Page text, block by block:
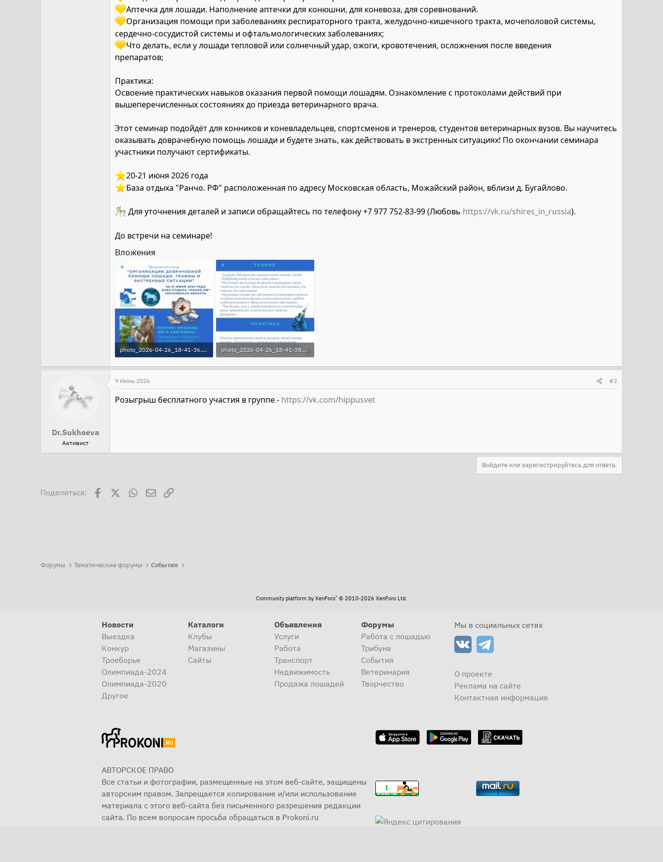
Аптечка для лошади. Наполнение аптечки для конюшни, для коневоза, для соревнований.
Организация помощи при заболеваниях респираторного тракта, желудочно-кишечного тракта, мочеполовой системы,
сердечно-сосудистой системы и офтальмологических заболеваниях;
Что делать, если у лошади тепловой или солнечный удар, ожоги, кровотечения, осложнения после введения
препаратов;
Практика:
Освоение практических навыков оказания первой помощи лошадям. Ознакомление с протоколами действий при
вышеперечисленных состояниях до приезда ветеринарного врача.
Этот семинар подойдёт для конников и коневладельцев, спортсменов и тренеров, студентов ветеринарных вузов. Вы научитесь
оказывать доврачебную помощь лошади и будете знать, как действовать в экстренных ситуациях! По окончании семинара
участники получают сертификаты.
️20-21 июня 2026 года
️База отдыха "Ранчо. РФ" расположенная по адресу Московская область, Можайский район, вблизи д. Бугайлово.
Для уточнения деталей и записи обращайтесь по телефону +7 977 752-83-99 (Любовь https://vk.ru/shires_in_russia).
До встречи на семинаре!
Вложения
photo_2026-04-26_18-41-36.jpg
119.1 KB · Просмотры: 31
photo_2026-04-26_18-41-38.jpg
127.9 KB · Просмотры: 31
Dr.Sukhoeva
Активист
9 Июнь 2026 #2
Розыгрыш бесплатного участия в группе - https://vk.com/hippusvet
Войдите или зарегистрируйтесь для ответа.
Поделиться: FacebookWhatsAppЭлектронная почта
Ссылка
Форумы Тематические форумы События
Community platform by XenForo® © 2010-2026 XenForo Ltd.
Новости
Выездка
Конкур
Троеборье
Олимпиада-2024
Олимпиада-2020
Другое
Каталоги
Клубы
Магазины
Сайты
Объявления
Услуги
Работа
Транспорт
Недвижимость
Продажа лошадей
Форумы
Работа с лошадью
Трибуна
События
Ветеринария
Творчество
Мы в социальных сетях
О проекте
Реклама на сайте
Контактная информация
АВТОРСКОЕ ПРАВО
Все статьи и фотографии, размещенные на этом веб-сайте, защищены
авторским правом. Запрещается копирование и/или использование
материала с этого веб-сайта без письменного разрешения редакции
сайта. По всем вопросам просьба обращаться в Prokoni.ru